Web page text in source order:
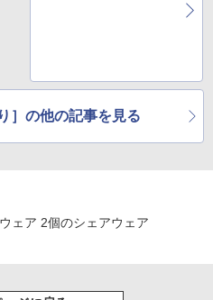
］の他の記事を見る
ェア 2個のシェアウェア